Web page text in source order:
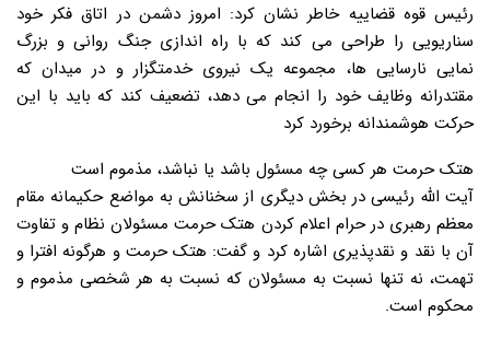
رئیس قوه قضاییه خاطر نشان کرد: امروز دشمن در اتاق فکر خود
سناریویی را طراحی می کند که با راه اندازی جنگ روانی و بزرگ
نمایی نارسایی ها، مجموعه یک نیروی خدمتگزار و در میدان که
مقتدرانه وظایف خود را انجام می دهد، تضعیف کند که باید با این
حرکت هوشمندانه برخورد کرد
هتک حرمت هر کسی چه مسئول باشد یا نباشد، مذموم است
آیت الله رئیسی در بخش دیگری از سخنانش به مواضع حکیمانه مقام
معظم رهبری در حرام اعلام کردن هتک حرمت مسئولان نظام و تفاوت
آن با نقد و نقدپذیری اشاره کرد و گفت: هتک حرمت و هرگونه افترا و
تهمت، نه تنها نسبت به مسئولان که نسبت به هر شخصی مذموم و
محکوم است.